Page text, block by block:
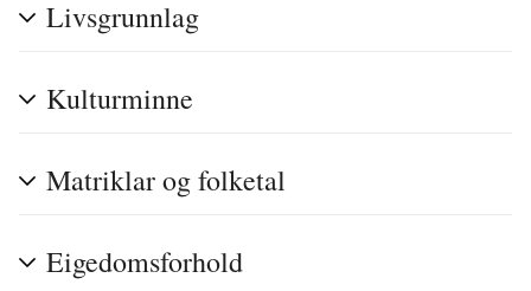
Livsgrunnlag
Kulturminne
Matriklar og folketal
Eigedomsforhold